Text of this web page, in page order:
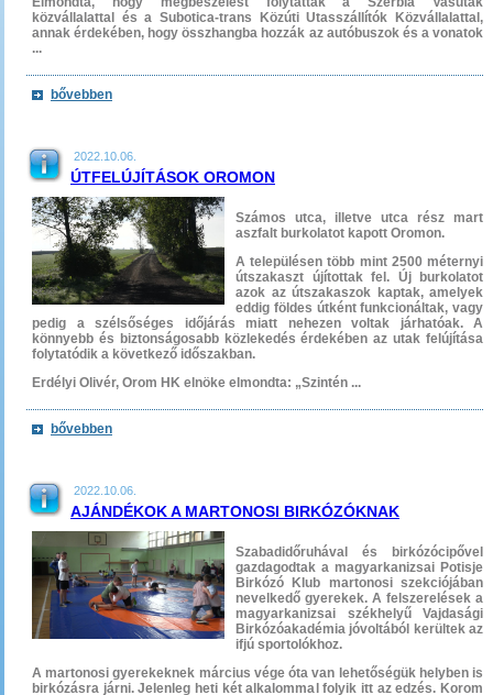
közvállalattal és a Subotica-trans Közúti Utasszállítók Közvállalattal,
annak érdekében, hogy összhangba hozzák az autóbuszok és a vonatok
...
bővebben
2022.10.06.
ÚTFELÚJÍTÁSOK OROMON
Számos utca, illetve utca rész mart
aszfalt burkolatot kapott Oromon.
A településen több mint 2500 méternyi
útszakaszt újítottak fel. Új burkolatot
azok az útszakaszok kaptak, amelyek
eddig földes útként funkcionáltak, vagy
pedig a szélsőséges időjárás miatt nehezen voltak járhatóak. A
könnyebb és biztonságosabb közlekedés érdekében az utak felújítása
folytatódik a következő időszakban.
Erdélyi Olivér, Orom HK elnöke elmondta: „Szintén ...
bővebben
2022.10.06.
AJÁNDÉKOK A MARTONOSI BIRKÓZÓKNAK
Szabadidőruhával és birkózócipővel
gazdagodtak a magyarkanizsai Potisje
Birkózó Klub martonosi szekciójában
nevelkedő gyerekek. A felszerelések a
magyarkanizsai székhelyű Vajdasági
Birkózóakadémia jóvoltából kerültek az
ifjú sportolókhoz.
A martonosi gyerekeknek március vége óta van lehetőségük helyben is
birkózásra járni. Jelenleg heti két alkalommal folyik itt az edzés. Korom